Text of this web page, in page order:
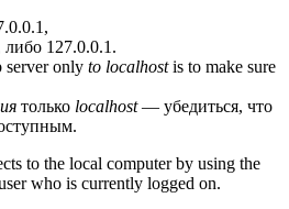
либо 127.0.0.1.
server only to localhostis to make sure
только localhost— убедиться, что
to the local computer by using the
who is currently logged on.